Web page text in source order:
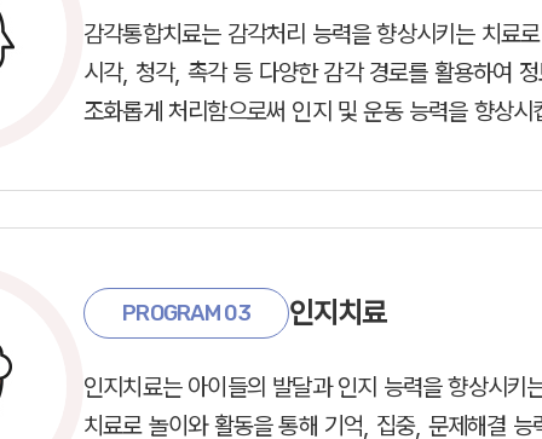
감각통합치료는 감각처리 능력을 향상시키는 치료로
시각, 청각, 촉각 등 다양한 감각 경로를 활용하여
조화롭게 처리함으로써 인지 및 운동 능력을 향상시
PROGRAM 03 인지치료
인지치료는 아이들의 발달과 인지 능력을 향상시키
치료로 놀이와 활동을 통해 기억, 집중, 문제해결 능